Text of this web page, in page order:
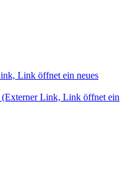
Link öffnet ein neues
(Externer Link, Link öffnet ein